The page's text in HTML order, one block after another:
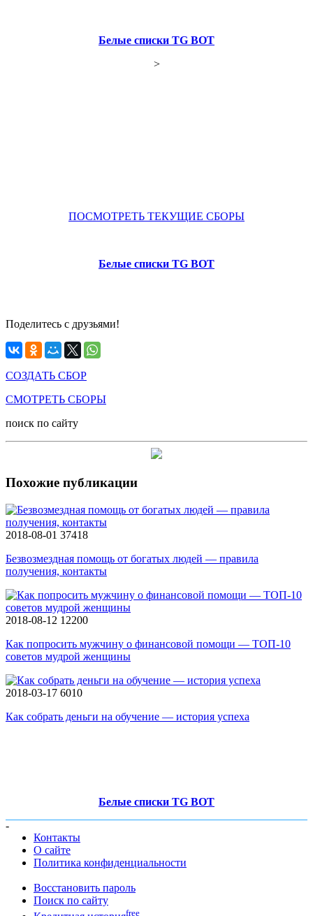
Белые списки TG BOT
>
ПОСМОТРЕТЬ ТЕКУЩИЕ СБОРЫ
Белые списки TG BOT
Поделитесь с друзьями!
СОЗДАТЬ СБОР
СМОТРЕТЬ СБОРЫ
поиск по сайту
Похожие публикации
2018-08-01 37418
Безвозмездная помощь от богатых людей — правила
получения, контакты
2018-08-12 12200
Как попросить мужчину о финансовой помощи — ТОП-10
советов мудрой женщины
2018-03-17 6010
Как собрать деньги на обучение — история успеха
Белые списки TG BOT
-
Контакты
О сайте
Политика конфиденциальности
Восстановить пароль
Поиск по сайту
free